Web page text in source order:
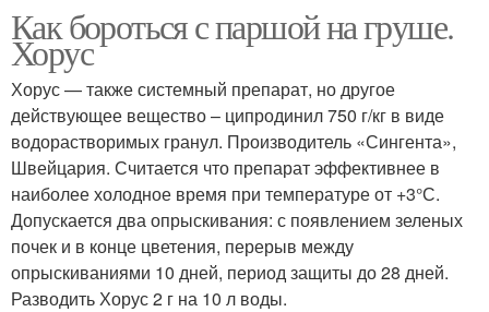
Как бороться с паршой на груше.
Хорус
Хорус — также системный препарат, но другое
действующее вещество – ципродинил 750 г/кг в виде
водорастворимых гранул. Производитель «Сингента»,
Швейцария. Считается что препарат эффективнее в
наиболее холодное время при температуре от +3°С.
Допускается два опрыскивания: с появлением зеленых
почек и в конце цветения, перерыв между
опрыскиваниями 10 дней, период защиты до 28 дней.
Разводить Хорус 2 г на 10 л воды.